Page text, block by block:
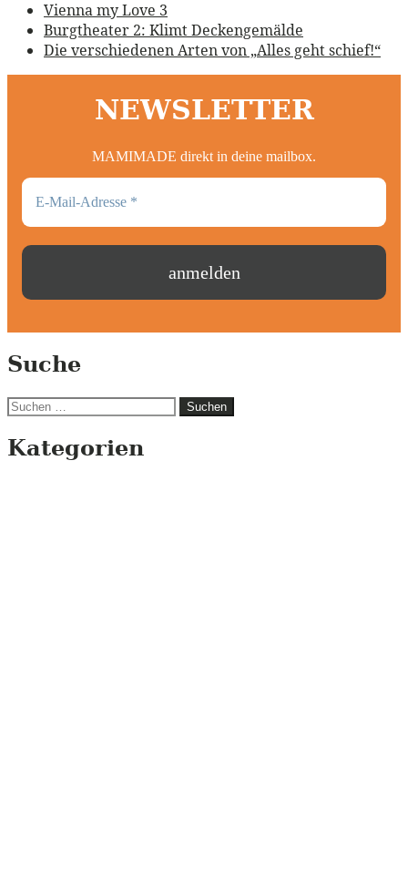
Vienna my Love 3
Burgtheater 2: Klimt Deckengemälde
Die verschiedenen Arten von „Alles geht schief!“
NEWSLETTER
MAMIMADE direkt in deine mailbox.
Suche
Suchen
Kategorien